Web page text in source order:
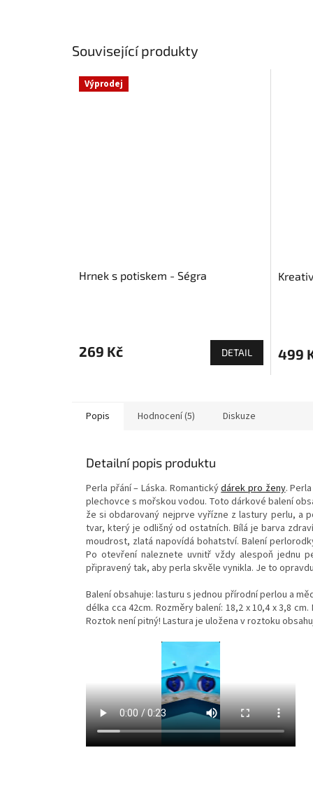
Související produkty
Výprodej
Hrnek s potiskem - Ségra
269 Kč DETAIL 499
Popis Hodnocení (5) Diskuze
Detailní popis produktu
Perla přání – Láska. Romantickýdárek pro ženy.
plechovce s mořskou vodou. Toto dárkové balení
že si obdarovaný nejprve vyřízne z lastury perlu, a
tvar, který je odlišný od ostatních. Bílá je barva
moudrost, zlatá napovídá bohatství. Balení
Po otevření naleznete uvnitř vždy alespoň jednu
připravený tak, aby perla skvěle vynikla. Je to
Balení obsahuje: lasturu s jednou přírodní perlou a
délka cca 42cm. Rozměry balení: 18,2 x 10,4 x 3,8
Roztok není pitný! Lastura je uložena v roztoku